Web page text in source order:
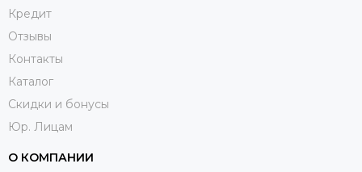
Кредит
Отзывы
Контакты
Каталог
Скидки и бонусы
Юр. Лицам
О КОМПАНИИ